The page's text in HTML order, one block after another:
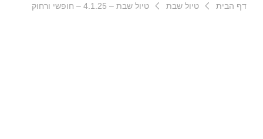
דף הבית טיול שבת טיול שבת – 4.1.25 – חופשי ורחוק